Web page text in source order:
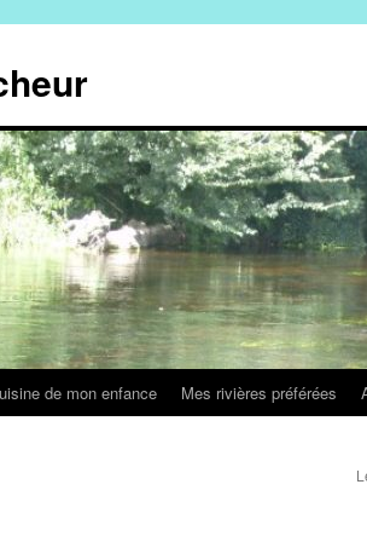
de mon enfance Mes rivières préférées